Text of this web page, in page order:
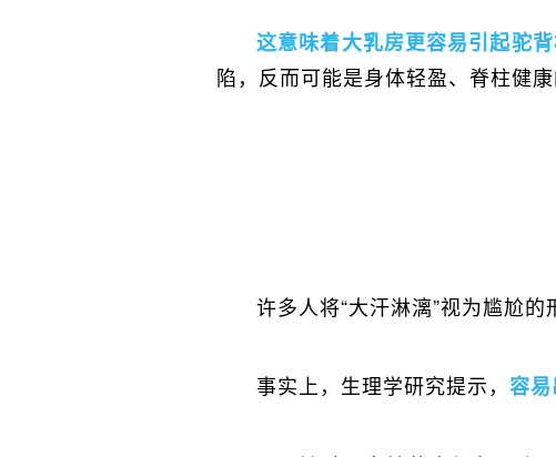
这意味着大乳房更容易引起驼
陷，反而可能是身体轻盈、脊柱健康
许多人将“大汗淋漓”视为尴尬
事实上，生理学研究提示， 容